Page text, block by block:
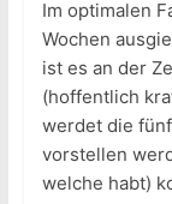
Im optimalen
Wochen
ist es an der
(hoffentlich
werdet die
vorstellen
welche habt)